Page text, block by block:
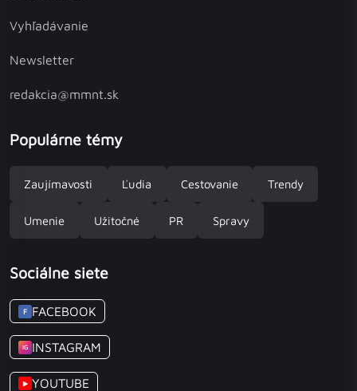
Vyhľadávanie
Newsletter
redakcia@mmnt.sk
Populárne témy
Zaujímavosti Ľudia Cestovanie Trendy
Umenie Užitočné PR Spravy
Sociálne siete
F FACEBOOK
IG INSTAGRAM
▶ YOUTUBE